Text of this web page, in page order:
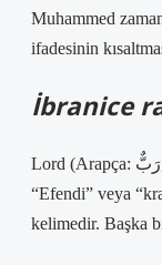
Muhammed
ifadesinin
İbranice
Lord (Arapça: رَبٌّ‎, İbranice: Rabi רב, İngilizce: Lord)
“Efendi” veya
kelimedir. Başka